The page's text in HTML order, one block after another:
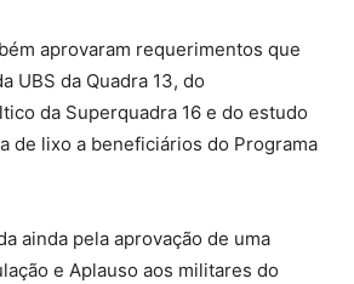
aprovaram requerimentos que
UBS da Quadra 13, do
da Superquadra 16 e do estudo
de lixo a beneficiários do Programa
ainda pela aprovação de uma
e Aplauso aos militares do